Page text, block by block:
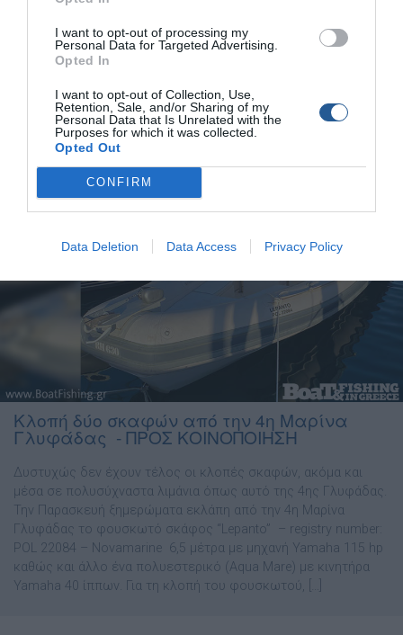
I want to opt-out of processing my
Personal Data for Targeted Advertising.
Opted In
I want to opt-out of Collection, Use,
Retention, Sale, and/or Sharing of my
Personal Data that Is Unrelated with the
Purposes for which it was collected.
Opted Out
CONFIRM
Data Deletion Data Access Privacy Policy
Πρόκειται για το δεύτερο σκάφος για το οποίο είχαμε γράψει
σχετικά, μαζί με το φουσκωτό Novamarine 6,5 μέτρα με
μηχανή Yamaha 115 hp την προχτές 30 Ιουνίου. Μιλήσαμε με
τον ιδιοκτήτη του πολυεστερικού σκάφους ο οποίος
Ιουνίου 2020 από την θέση που ελλιμενιζόταν στη 4η Μαρίνα
Γλυφάδας. Το σκάφος είναι […]
Κλοπή δύο σκαφών από την 4η Μαρίνα
Γλυφάδας - ΠΡΟΣ ΚΟΙΝΟΠΟΙΗΣΗ
Δυστυχώς δεν έχουν τέλος οι κλοπές σκαφών, ακόμα και
μέσα σε πολυσύχναστα λιμάνια όπως αυτό της 4ης Γλυφάδας.
Την Παρασκευή ξημερώματα εκλάπη από την 4η Μαρίνα
Γλυφάδας το φουσκωτό σκάφος “Lepanto” – registry number:
POL 22084 – Novamarine 6,5 μέτρα με μηχανή Yamaha 115 hp
καθώς και άλλο ένα πολυεστερικό (Aqua Mare) με κινητήρα
Yamaha 40 ίππων. Για τη κλοπή του φουσκωτού, […]